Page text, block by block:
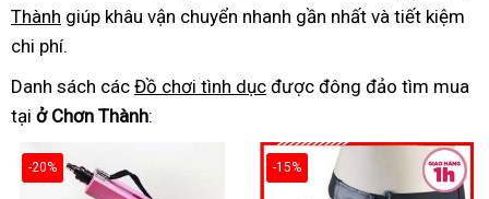
Thành giúp khâu vận chuyển nhanh gần nhất và tiết kiệm
chi phí.
Danh sách các Đồ chơi tình dục được đông đảo tìm mua
tại ở Chơn Thành:
-20% -15%